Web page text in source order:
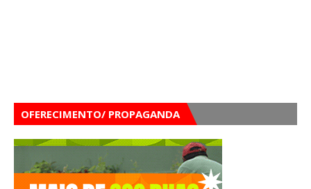
OFERECIMENTO/ PROPAGANDA